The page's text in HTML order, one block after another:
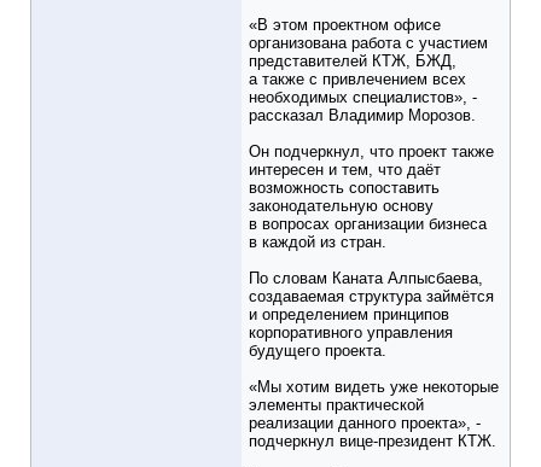
«В этом проектном офисе
организована работа с участием
представителей КТЖ, БЖД,
а также с привлечением всех
необходимых специалистов», -
рассказал Владимир Морозов.
Он подчеркнул, что проект также
интересен и тем, что даёт
возможность сопоставить
законодательную основу
в вопросах организации бизнеса
в каждой из стран.
По словам Каната Алпысбаева,
создаваемая структура займётся
и определением принципов
корпоративного управления
будущего проекта.
«Мы хотим видеть уже некоторые
элементы практической
реализации данного проекта», -
подчеркнул вице-президент КТЖ.